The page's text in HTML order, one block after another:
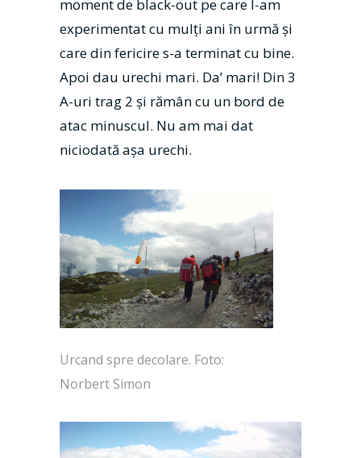
moment de black-out pe care l-am
experimentat cu mulţi ani în urmă şi
care din fericire s-a terminat cu bine.
Apoi dau urechi mari. Da’ mari! Din 3
A-uri trag 2 şi rămân cu un bord de
atac minuscul. Nu am mai dat
niciodată aşa urechi.
Urcand spre decolare. Foto:
Norbert Simon